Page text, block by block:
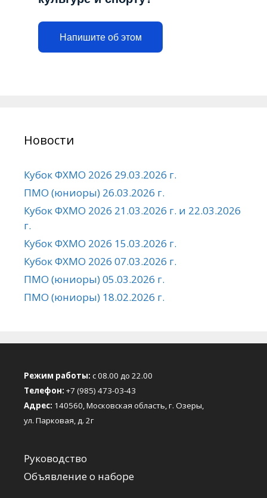
Напишите об этом
Новости
Кубок ФХМО 2026 29.03.2026 г.
ПМО (юниоры) 26.03.2026 г.
Кубок ФХМО 2026 21.03.2026 г. и 22.03.2026
г.
Кубок ФХМО 2026 15.03.2026 г.
Кубок ФХМО 2026 07.03.2026 г.
ПМО (юниоры) 05.03.2026 г.
ПМО (юниоры) 18.02.2026 г.
Режим работы: с 08.00 до 22.00
Телефон: +7 (985) 473-03-43
Адрес: 140560, Московская область, г. Озеры,
ул. Парковая, д. 2г
Руководство
Объявление о наборе